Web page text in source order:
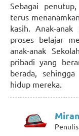
Sebagai
terus
kasih. Anak-
proses belajar
anak-anak
pribadi yang
berada,
hidup mereka.